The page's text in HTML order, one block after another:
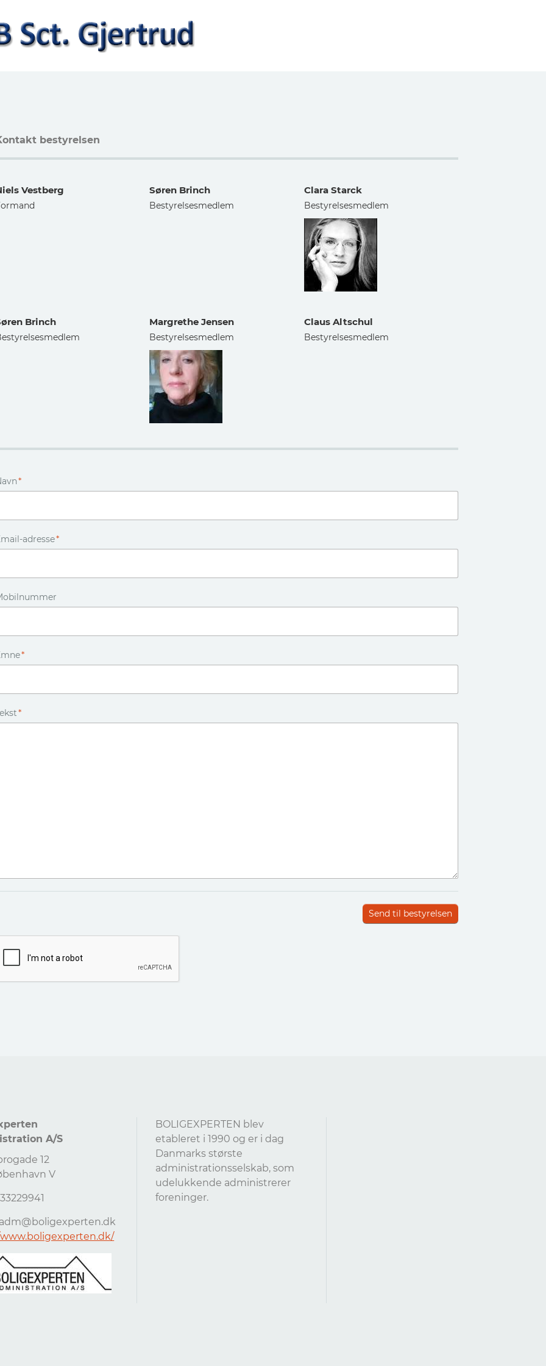
bestyrelsen
Vestberg Søren Brinch
Bestyrelsesmedlem
Clara Starck
Bestyrelsesmedlem
Brinch Margrethe Jensen
Bestyrelsesmedlem
Claus Altschul
Bestyrelsesmedlem
*
adresse*
*
*
A/S
12
V
BOLIGEXPERTEN blev
etableret i 1990 og er i dag
Danmarks største
administrationsselskab, som
udelukkende administrerer
foreninger.